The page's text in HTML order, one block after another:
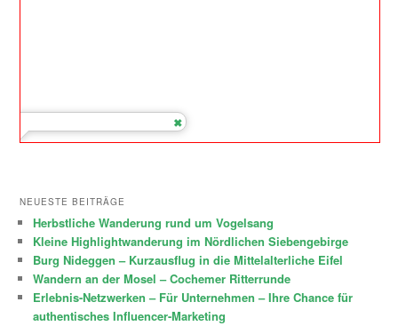
NEUESTE BEITRÄGE
Herbstliche Wanderung rund um Vogelsang
Kleine Highlightwanderung im Nördlichen Siebengebirge
Burg Nideggen – Kurzausflug in die Mittelalterliche Eifel
Wandern an der Mosel – Cochemer Ritterrunde
Erlebnis-Netzwerken – Für Unternehmen – Ihre Chance für
authentisches Influencer-Marketing